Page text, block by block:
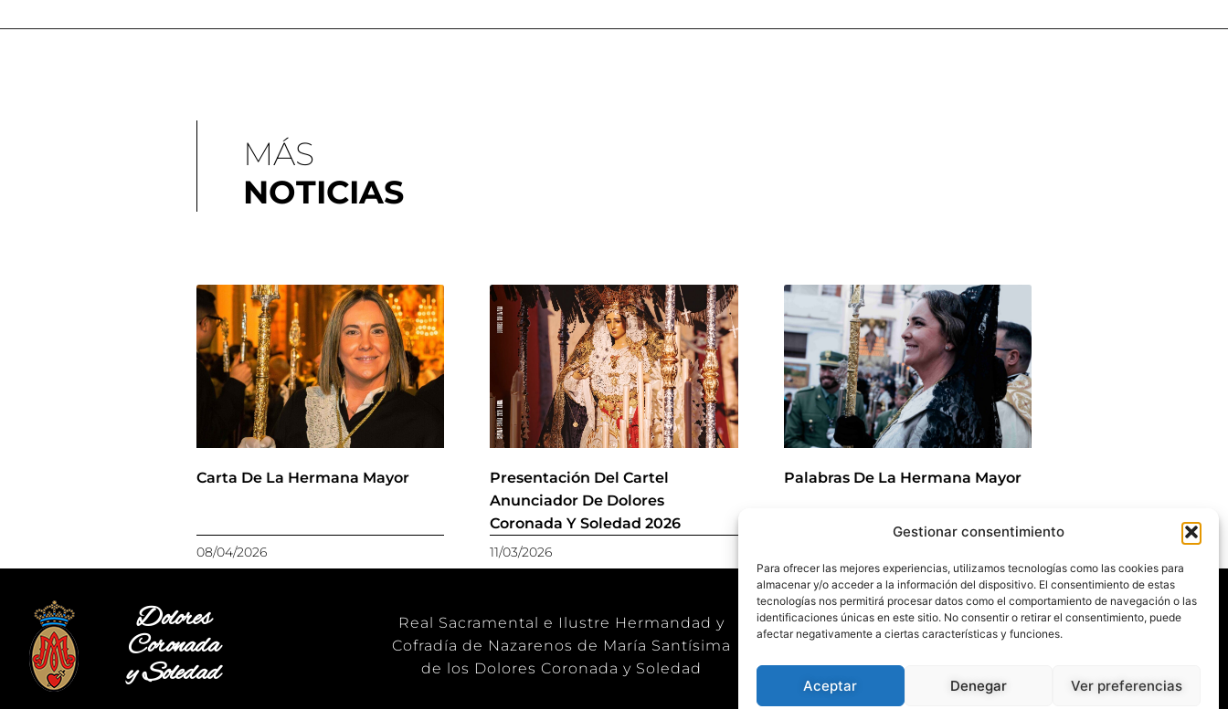
Gestionar consentimiento
Para ofrecer las mejores experiencias, utilizamos tecnologías como las cookies para
almacenar y/o acceder a la información del dispositivo. El consentimiento de estas
tecnologías nos permitirá procesar datos como el comportamiento de navegación o las
identificaciones únicas en este sitio. No consentir o retirar el consentimiento, puede
afectar negativamente a ciertas características y funciones.
Aceptar Denegar Ver preferencias
MÁS
NOTICIAS
Carta De La Hermana Mayor
08/04/2026
Presentación Del Cartel
Anunciador De Dolores
Coronada Y Soledad 2026
11/03/2026
Palabras De La Hermana Mayor
Dolores
Coronada
y Soledad
Real Sacramental e Ilustre Hermandad y
Cofradía de Nazarenos de María Santísima
de los Dolores Coronada y Soledad
La Despedía
Titulares
Banda CC.TT
Legión
Agenda
Blog
Contacto